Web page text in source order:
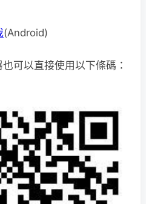
(Android)
可以直接使用以下條碼：